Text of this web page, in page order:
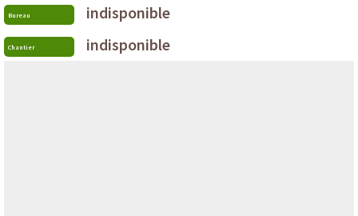
Bureau indisponible
Chantier indisponible